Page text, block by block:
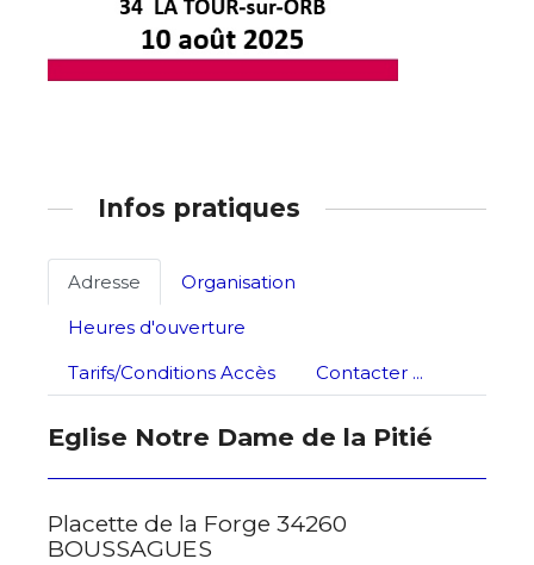
Adresse email*
Prénom
J'accepte lestermes et conditions
Adresse email*
Nom
Infos pratiques
Adresse
Organisation
Heures d'ouverture
Tarifs/Conditions Accès
Contacter ...
Eglise Notre Dame de la Pitié
Placette de la Forge 34260
BOUSSAGUES